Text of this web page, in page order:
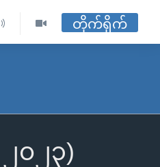
တိုက်ရိုက်
၂၃)